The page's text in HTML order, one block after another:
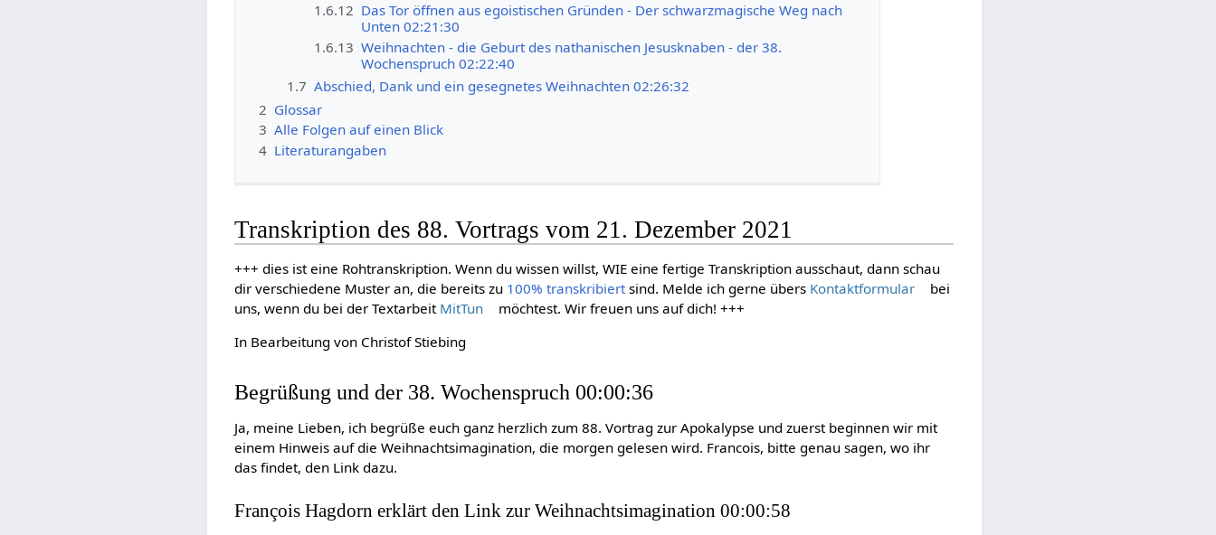
1.6.12 Das Tor öffnen aus egoistischen Gründen - Der schwarzmagische Weg nach
Unten 02:21:30
1.6.13 Weihnachten - die Geburt des nathanischen Jesusknaben - der 38.
Wochenspruch 02:22:40
1.7 Abschied, Dank und ein gesegnetes Weihnachten 02:26:32
2 Glossar
3 Alle Folgen auf einen Blick
4 Literaturangaben
Transkription des 88. Vortrags vom 21. Dezember 2021
+++ dies ist eine Rohtranskription. Wenn du wissen willst, WIE eine fertige Transkription ausschaut, dann schau
dir verschiedene Muster an, die bereits zu 100% transkribiertsind. Melde ich gerne übers Kontaktformular
bei
uns, wenn du bei der Textarbeit MitTun
möchtest. Wir freuen uns auf dich! +++
In Bearbeitung von Christof Stiebing
Begrüßung und der 38. Wochenspruch 00:00:36
Ja, meine Lieben, ich begrüße euch ganz herzlich zum 88. Vortrag zur Apokalypse und zuerst beginnen wir mit
einem Hinweis auf die Weihnachtsimagination, die morgen gelesen wird. Francois, bitte genau sagen, wo ihr
das findet, den Link dazu.
François Hagdorn erklärt den Link zur Weihnachtsimagination 00:00:58